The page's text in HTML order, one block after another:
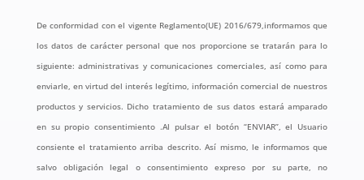
De conformidad con el vigente Reglamento(UE) 2016/679,informamos que
los datos de carácter personal que nos proporcione se tratarán para lo
siguiente: administrativas y comunicaciones comerciales, así como para
enviarle, en virtud del interés legítimo, información comercial de nuestros
productos y servicios. Dicho tratamiento de sus datos estará amparado
en su propio consentimiento .Al pulsar el botón “ENVIAR”, el Usuario
consiente el tratamiento arriba descrito. Así mismo, le informamos que
salvo obligación legal o consentimiento expreso por su parte, no